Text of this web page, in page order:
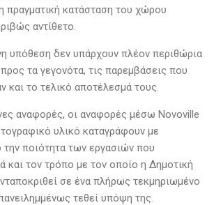
πραγματική κατάσταση του χώρου
αντίθετο.
υπόθεση δεν υπάρχουν πλέον περιθώρια
τα γεγονότα, τις παρεμβάσεις που
και το τελικό αποτέλεσμά τους.
αναφορές, οι αναφορές μέσω Novoville
υλικό καταγράφουν με
την ποιότητα των εργασιών που
και τον τρόπο με τον οποίο η Δημοτική
σε ένα πλήρως τεκμηριωμένο
τεθεί υπόψη της.